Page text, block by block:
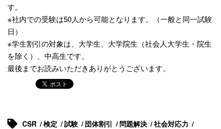
す。
※社内での受験は50人から可能となります。（一般と同一試験
日）
※学生割引の対象は、大学生、大学院生（社会人大学生・院生
を除く）、中高生です。
最後までお読みいただきありがとうございます。
CSR 検定 試験 団体割引 問題解決
社会対応力